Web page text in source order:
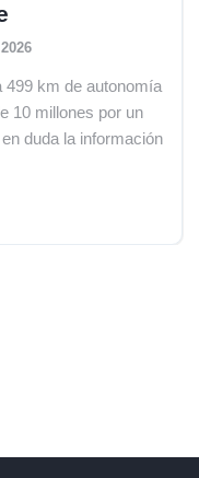
499 km de autonomía
10 millones por un
duda la información